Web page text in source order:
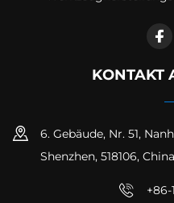
KONTAKT
6. Gebäude, Nr. 51,
Shenzhen, 518106,
+86-